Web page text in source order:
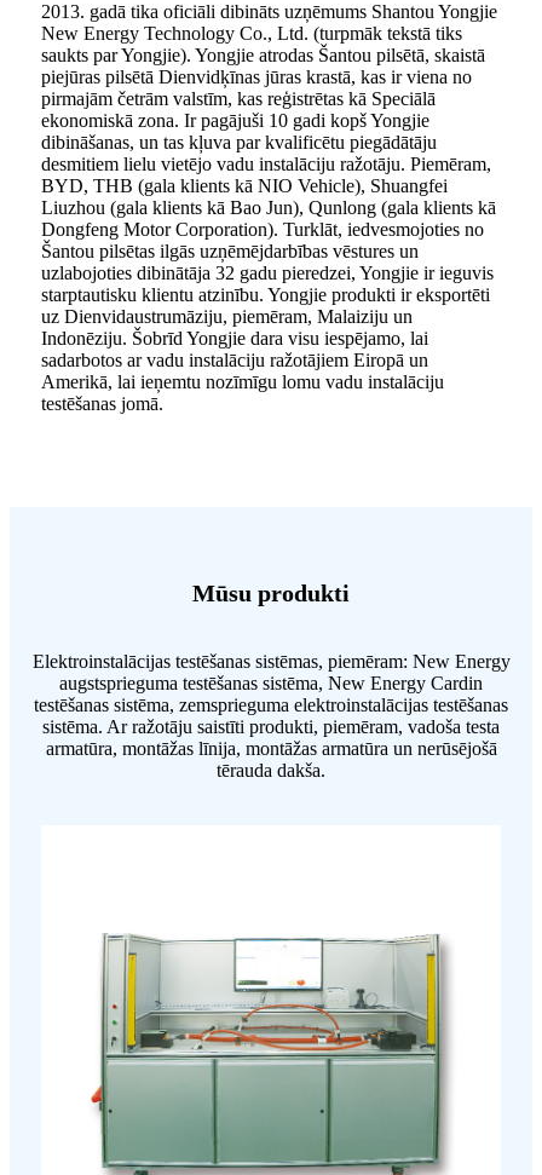
2013. gadā tika oficiāli dibināts uzņēmums Shantou Yongjie
New Energy Technology Co., Ltd. (turpmāk tekstā tiks
saukts par Yongjie). Yongjie atrodas Šantou pilsētā, skaistā
piejūras pilsētā Dienvidķīnas jūras krastā, kas ir viena no
pirmajām četrām valstīm, kas reģistrētas kā Speciālā
ekonomiskā zona. Ir pagājuši 10 gadi kopš Yongjie
dibināšanas, un tas kļuva par kvalificētu piegādātāju
desmitiem lielu vietējo vadu instalāciju ražotāju. Piemēram,
BYD, THB (gala klients kā NIO Vehicle), Shuangfei
Liuzhou (gala klients kā Bao Jun), Qunlong (gala klients kā
Dongfeng Motor Corporation). Turklāt, iedvesmojoties no
Šantou pilsētas ilgās uzņēmējdarbības vēstures un
uzlabojoties dibinātāja 32 gadu pieredzei, Yongjie ir ieguvis
starptautisku klientu atzinību. Yongjie produkti ir eksportēti
uz Dienvidaustrumāziju, piemēram, Malaiziju un
Indonēziju. Šobrīd Yongjie dara visu iespējamo, lai
sadarbotos ar vadu instalāciju ražotājiem Eiropā un
Amerikā, lai ieņemtu nozīmīgu lomu vadu instalāciju
testēšanas jomā.
Mūsu produkti
Elektroinstalācijas testēšanas sistēmas, piemēram: New Energy
augstsprieguma testēšanas sistēma, New Energy Cardin
testēšanas sistēma, zemsprieguma elektroinstalācijas testēšanas
sistēma. Ar ražotāju saistīti produkti, piemēram, vadoša testa
armatūra, montāžas līnija, montāžas armatūra un nerūsējošā
tērauda dakša.